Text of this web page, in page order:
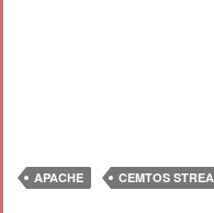
APACHE CEMTOS